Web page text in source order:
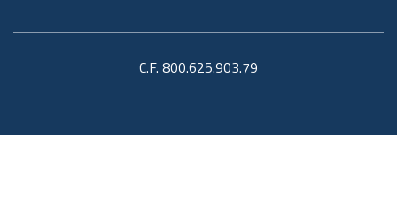
C.F. 800.625.903.79